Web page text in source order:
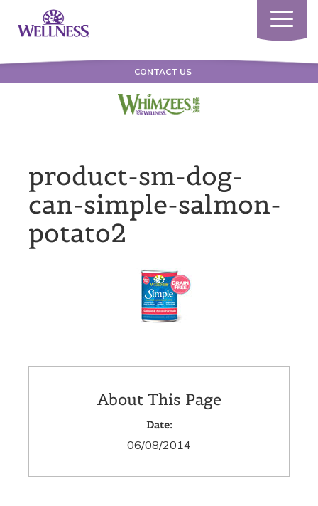
Toggle
CONTACT US
product-sm-dog-
can-simple-salmon-
potato2
About This Page
Date:
06/08/2014